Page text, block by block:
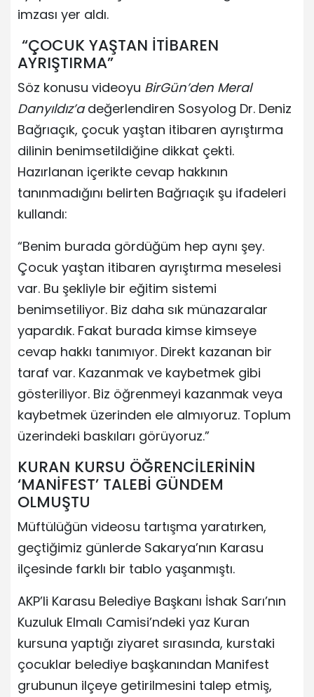
imzası yer aldı.
“ÇOCUK YAŞTAN İTİBAREN
AYRIŞTIRMA”
Söz konusu videoyu BirGün’den Meral
Danyıldız’adeğerlendiren Sosyolog Dr. Deniz
Bağrıaçık, çocuk yaştan itibaren ayrıştırma
dilinin benimsetildiğine dikkat çekti.
Hazırlanan içerikte cevap hakkının
tanınmadığını belirten Bağrıaçık şu ifadeleri
kullandı:
“Benim burada gördüğüm hep aynı şey.
Çocuk yaştan itibaren ayrıştırma meselesi
var. Bu şekliyle bir eğitim sistemi
benimsetiliyor. Biz daha sık münazaralar
yapardık. Fakat burada kimse kimseye
cevap hakkı tanımıyor. Direkt kazanan bir
taraf var. Kazanmak ve kaybetmek gibi
gösteriliyor. Biz öğrenmeyi kazanmak veya
kaybetmek üzerinden ele almıyoruz. Toplum
üzerindeki baskıları görüyoruz.”
KURAN KURSU ÖĞRENCİLERİNİN
‘MANİFEST’ TALEBİ GÜNDEM
OLMUŞTU
Müftülüğün videosu tartışma yaratırken,
geçtiğimiz günlerde Sakarya’nın Karasu
ilçesinde farklı bir tablo yaşanmıştı.
AKP’li Karasu Belediye Başkanı İshak Sarı’nın
Kuzuluk Elmalı Camisi’ndeki yaz Kuran
kursuna yaptığı ziyaret sırasında, kurstaki
çocuklar belediye başkanından Manifest
grubunun ilçeye getirilmesini talep etmiş,